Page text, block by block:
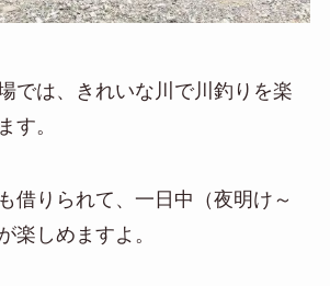
では、きれいな川で川釣りを楽
す。
借りられて、一日中（夜明け～
楽しめますよ。